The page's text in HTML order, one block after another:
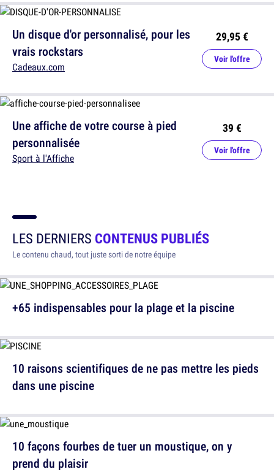
Une affiche de votre course à pied
personnalisée
Sport à l'Affiche
39 €
Voir l'offre
Un disque d'or personnalisé, pour les
vrais rockstars
Cadeaux.com
29,95 €
Voir l'offre
LES DERNIERS CONTENUS PUBLIÉS
Le contenu chaud, tout juste sorti de notre équipe
+65 indispensables pour la plage et la piscine
10 façons fourbes de tuer un moustique, on y
prend du plaisir
10 raisons scientifiques de ne pas mettre les pieds
dans une piscine